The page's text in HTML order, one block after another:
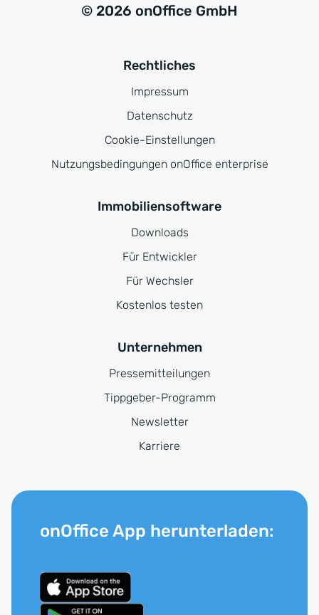
© 2026 onOffice GmbH
Rechtliches
Impressum
Datenschutz
Cookie-Einstellungen
Nutzungsbedingungen onOffice enterprise
Immobiliensoftware
Downloads
Für Entwickler
Für Wechsler
Kostenlos testen
Unternehmen
Pressemitteilungen
Tippgeber-Programm
Newsletter
Karriere
onOffice App herunterladen: